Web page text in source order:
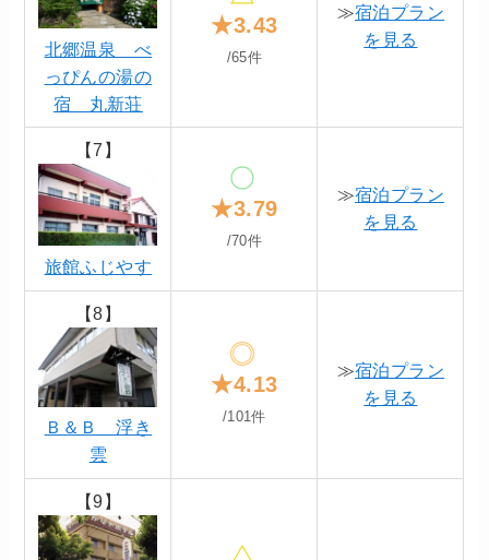
北郷温泉 べ
っぴんの湯の
宿 丸新荘
★3.43
/65件
≫宿泊プラン
を見る
【7】
旅館ふじやす
★3.79
/70件
≫宿泊プラン
を見る
【8】
Ｂ＆Ｂ 浮き
雲
★4.13
/101件
≫宿泊プラン
を見る
【9】